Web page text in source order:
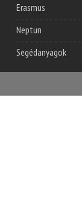
Erasmus
Neptun
Segédanyagok